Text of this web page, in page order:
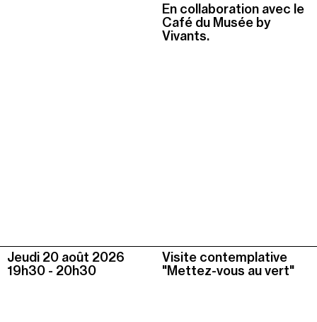
En collaboration avec le
Café du Musée by
Vivants.
Jeudi 20 août 2026
19h30 - 20h30
Visite contemplative
"Mettez-vous au vert"